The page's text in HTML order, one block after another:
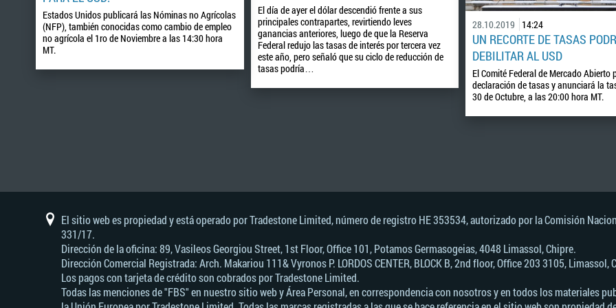
El día de ayer el dólar descendió frente a sus
principales contrapartes, revirtiendo leves
ganancias anteriores, luego de que la Reserva
Federal redujo las tasas de interés por tercera vez
este año, pero señaló que su ciclo de reducción de
tasas podría…
Estados Unidos publicará las Nóminas no Agrícolas
(NFP), también conocidas como cambio de empleo
no agrícola el 1ro de Noviembre a las 14:30 hora
MT.
28.10.2019 14:24
UN RECORTE DE TASAS
DEBILITAR AL USD
El Comité Federal de Mercado Abierto
declaración de tasas y anunciará la
30 de Octubre, a las 20:00 hora MT.
El sitio web es propiedad y está operado por Tradestone Limited, número de registro HE 353534, autorizado por la Comisión
331/17.
Dirección de la oficina: 89, Vasileos Georgiou Street, 1st Floor, Office 101, Potamos Germasogeias, 4048 Limassol, Chipre.
Dirección Comercial Registrada: Arch. Makariou 111& Vyronos Р. LORDOS CENTER, BLOCK В, 2nd floor, Office 203 3105, Limassol,
Los pagos con tarjeta de crédito son cobrados por Tradestone Limited.
Todas las menciones de "FBS" en nuestro sitio web y Área Personal, en correspondencia con nosotros y en todos los materiales